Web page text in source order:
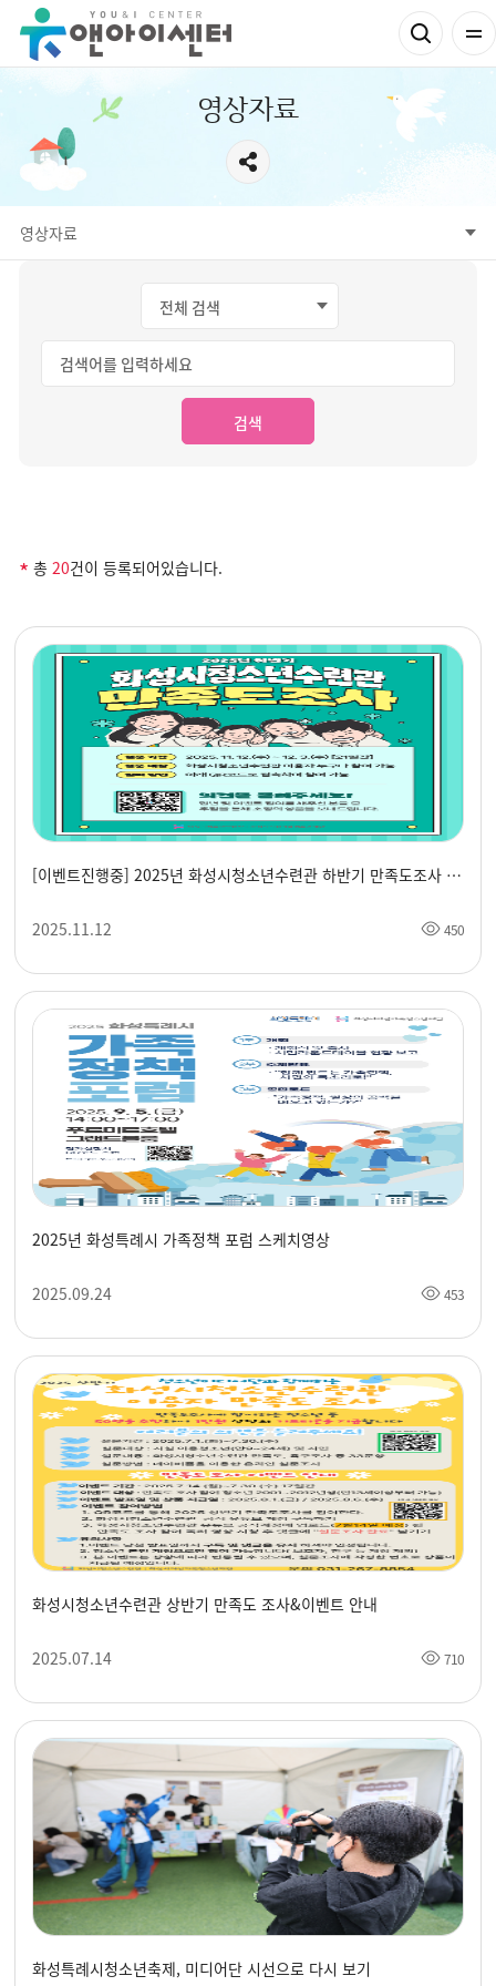
영상자료
영상자료
검색
* 총 20건이 등록되어있습니다.
[이벤트진행중] 2025년 화성시청소년수련관 하반기 만족도조사 이벤트
2025.11.12 450
2025년 화성특례시 가족정책 포럼 스케치영상
2025.09.24 453
화성시청소년수련관 상반기 만족도 조사&이벤트 안내
2025.07.14 710
화성특례시청소년축제, 미디어단 시선으로 다시 보기